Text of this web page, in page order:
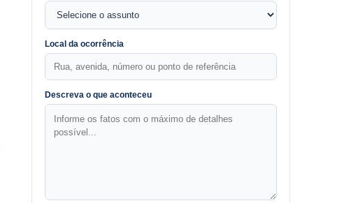
Local da ocorrência
Descreva o que aconteceu